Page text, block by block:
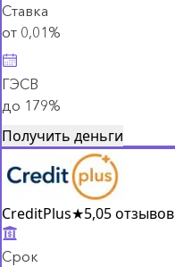
Ставка
от 0,01%
ГЭСВ
до 179%
Получить деньги
CreditPlus★5,05 отзывов
Срок